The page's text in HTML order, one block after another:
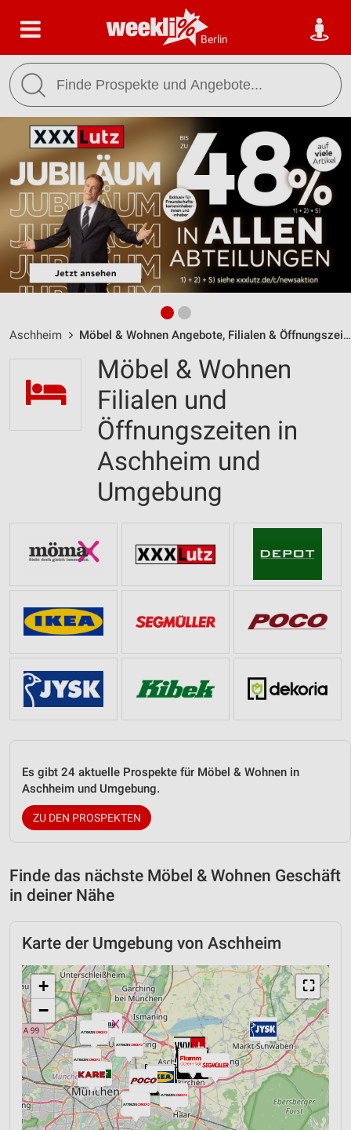
Berlin
Aschheim Möbel & Wohnen Angebote, Filialen & Öffnungszeiten
Möbel & Wohnen
Filialen und
Öffnungszeiten in
Aschheim und
Umgebung
Es gibt 24 aktuelle Prospekte für Möbel & Wohnen in
Aschheim und Umgebung.
ZU DEN PROSPEKTEN
Finde das nächste Möbel & Wohnen Geschäft
in deiner Nähe
Karte der Umgebung von Aschheim
⛶
+
−